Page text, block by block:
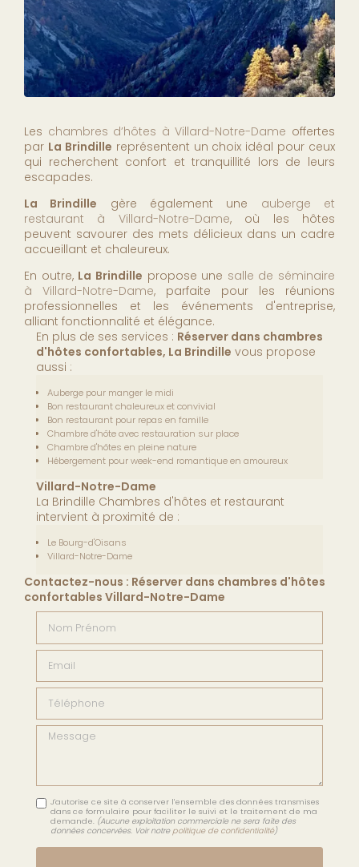
Les chambres d’hôtes à Villard-Notre-Dame offertes
par La Brindille représentent un choix idéal pour ceux
qui recherchent confort et tranquillité lors de leurs
escapades.
La Brindille gère également une auberge et
restaurant à Villard-Notre-Dame, où les hôtes
peuvent savourer des mets délicieux dans un cadre
accueillant et chaleureux.
En outre, La Brindille propose une salle de séminaire
à Villard-Notre-Dame, parfaite pour les réunions
professionnelles et les événements d'entreprise,
alliant fonctionnalité et élégance.
En plus de ses services : Réserver dans chambres
d'hôtes confortables, La Brindille vous propose
aussi :
Auberge pour manger le midi
Bon restaurant chaleureux et convivial
Bon restaurant pour repas en famille
Chambre d'hôte avec restauration sur place
Chambre d'hôtes en pleine nature
Hébergement pour week-end romantique en amoureux
Villard-Notre-Dame
La Brindille Chambres d'hôtes et restaurant
intervient à proximité de :
Le Bourg-d'Oisans
Villard-Notre-Dame
Contactez-nous : Réserver dans chambres d'hôtes
confortables Villard-Notre-Dame
Email
Téléphone
Message
J'autorise ce site à conserver l'ensemble des données transmises
dans ce formulaire pour faciliter le suivi et le traitement de ma
demande. (Aucune exploitation commerciale ne sera faite des
données concervées. Voir notre politique de confidentialité)